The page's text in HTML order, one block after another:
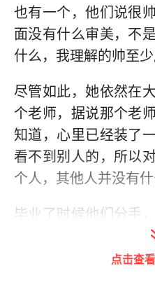
也有一个，他们说很
面没有什么审美，不
什么，我理解的帅至
尽管如此，她依然在
个老师，据说那个老
知道，心里已经装了
看不到别人的，所以
个人，其他人并没有什
毕业了时候他们分手
是个很有能力的人，
对于漂亮的女人，总
点击查